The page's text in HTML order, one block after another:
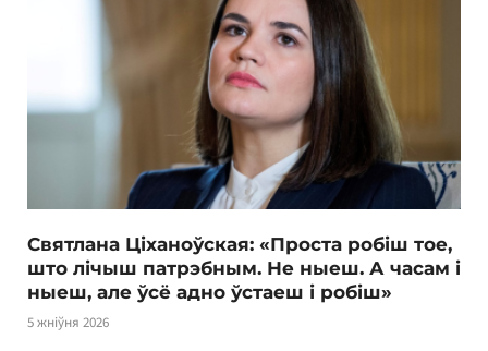
Святлана Ціханоўская: «Проста робіш тое,
што лічыш патрэбным. Не ныеш. А часам і
ныеш, але ўсё адно ўстаеш і робіш»
5 жніўня 2026